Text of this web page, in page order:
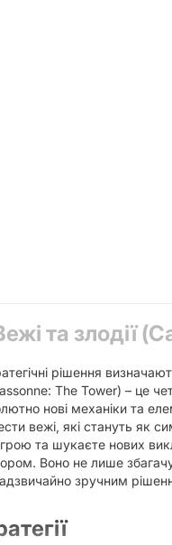
та злодії
рішення
The Tower) – це
нові механіки та
вежі, які стануть
та шукаєте нових
Воно не лише
зручним